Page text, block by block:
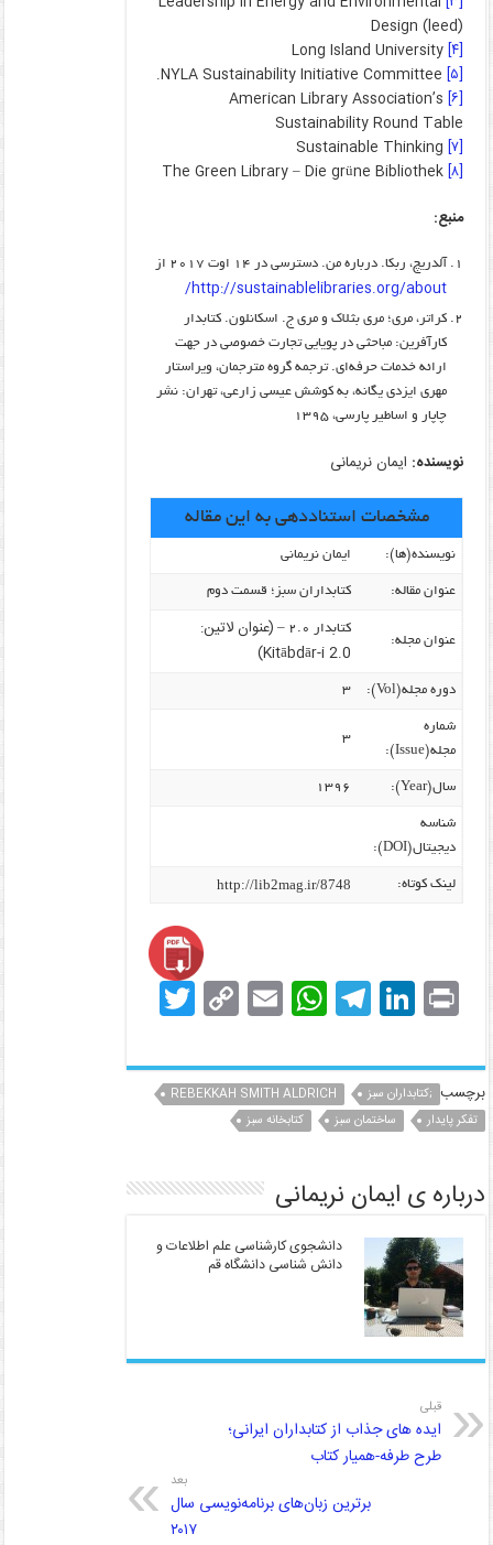
Design (leed)
[۴]
[۵]
[۶]
American Library Association’s
Sustainability Round Table
[۷]
[۸]
منبع:
آلدریچ، ربکا. درباره من. دسترسی در ۱۴ اوت ۲۰۱۷ از
http://sustainablelibraries.org/about/
کراتر، مری؛ مری بث­لاک و مری ج. اسکانلون. کتابدار
کارآفرین: مباحثی در پویایی تجارت خصوصی در جهت
ارائه خدمات حرفه‌ای. ترجمه گروه مترجمان، ویراستار
مهری ایزدی یگانه، به کوشش عیسی زارعی، تهران: نشر
چاپار و اساطیر پارسی، ۱۳۹۵
نویسنده: ایمان نریمانی
مشخصات استناددهی به این مقاله
نویسنده‌(ها): ایمان نریمانی
عنوان مقاله: کتابداران سبز؛ قسمت دوم
عنوان مجله:
کتابدار ۲.۰ –
(عنوان لاتین:
Kitābdār-i 2.0)
دوره مجله(Vol): ۳
شماره
مجله(Issue):
۳
سال(Year): ۱۳۹۶
شناسه
دیجیتال(DOI):
لینک کوتاه: http://lib2mag.ir/8748
Pr
in
t
Li
n
k
e
dI
n
T
el
e
gr
a
m
W
h
at
s
A
p
E
m
ai
l
C
o
p
y
n
k
T
w
itt
er برچسب ;کتابداران سبز
REBEKKAH SMITH ALDRICH
تفکر پایدار
ساختمان سبز کتابخانه سبز
درباره ی ایمان نریمانی
دانشجوی کارشناسی علم اطلاعات و
دانش شناسی دانشگاه قم
قبلی
ایده های جذاب از کتابداران ایرانی؛
طرح طرفه-همیار کتاب
بعد
برترین زبان‌های برنامه‌نویسی سال
۲۰۱۷